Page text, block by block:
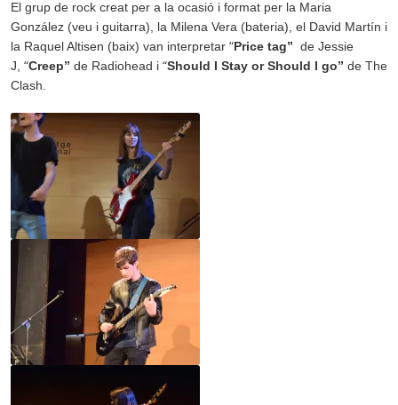
El grup de rock creat per a la ocasió i format per la Maria
González (veu i guitarra), la Milena Vera (bateria), el David Martín i
la Raquel Altisen (baix) van interpretar “Price tag” de Jessie
J, “Creep” de Radiohead i “Should I Stay or Should I go” de The
Clash.